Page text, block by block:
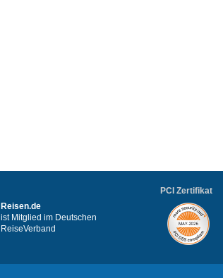
Reisen.de
ist Mitglied im Deutschen
ReiseVerband
PCI Zertifikat